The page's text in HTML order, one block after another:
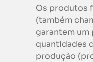
Os produtos
(também
garantem um
quantidades
produção